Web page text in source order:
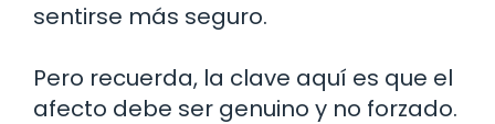
sentirse más seguro.
Pero recuerda, la clave aquí es que el
afecto debe ser genuino y no forzado.